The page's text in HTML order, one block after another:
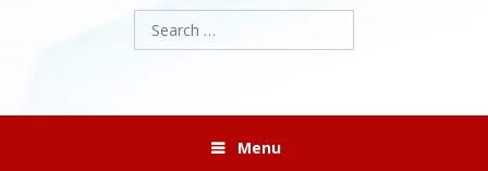
Search
for:
Menu